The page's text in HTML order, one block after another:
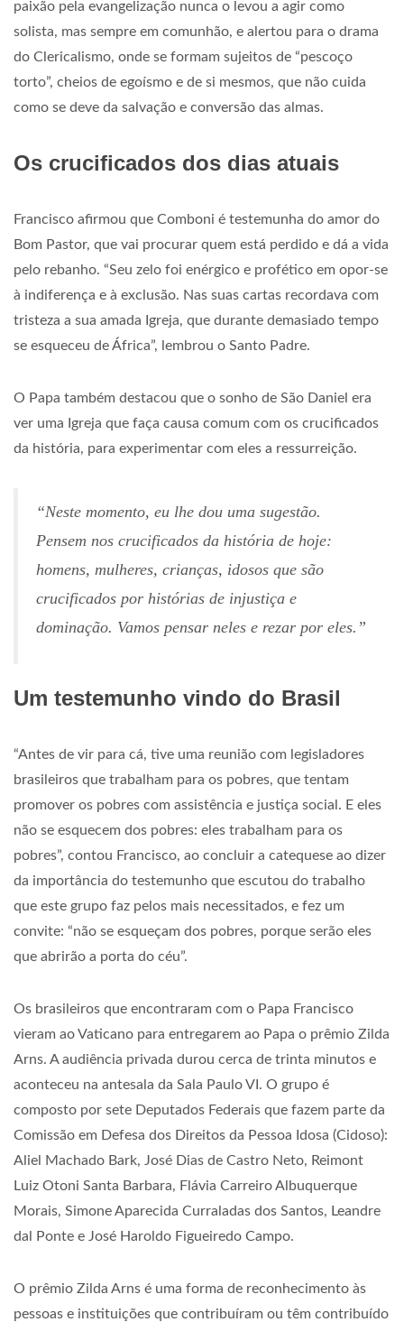
paixão pela evangelização nunca o levou a agir como
solista, mas sempre em comunhão, e alertou para o drama
do Clericalismo, onde se formam sujeitos de “pescoço
torto”, cheios de egoísmo e de si mesmos, que não cuida
como se deve da salvação e conversão das almas.
Os crucificados dos dias atuais
Francisco afirmou que Comboni é testemunha do amor do
Bom Pastor, que vai procurar quem está perdido e dá a vida
pelo rebanho. “Seu zelo foi enérgico e profético em opor-se
à indiferença e à exclusão. Nas suas cartas recordava com
tristeza a sua amada Igreja, que durante demasiado tempo
se esqueceu de África”, lembrou o Santo Padre.
O Papa também destacou que o sonho de São Daniel era
ver uma Igreja que faça causa comum com os crucificados
da história, para experimentar com eles a ressurreição.
“Neste momento, eu lhe dou uma sugestão.
Pensem nos crucificados da história de hoje:
homens, mulheres, crianças, idosos que são
crucificados por histórias de injustiça e
dominação. Vamos pensar neles e rezar por eles.”
Um testemunho vindo do Brasil
“Antes de vir para cá, tive uma reunião com legisladores
brasileiros que trabalham para os pobres, que tentam
promover os pobres com assistência e justiça social. E eles
não se esquecem dos pobres: eles trabalham para os
pobres”, contou Francisco, ao concluir a catequese ao dizer
da importância do testemunho que escutou do trabalho
que este grupo faz pelos mais necessitados, e fez um
convite: “não se esqueçam dos pobres, porque serão eles
que abrirão a porta do céu”.
Os brasileiros que encontraram com o Papa Francisco
vieram ao Vaticano para entregarem ao Papa o prêmio Zilda
Arns. A audiência privada durou cerca de trinta minutos e
aconteceu na antesala da Sala Paulo VI. O grupo é
composto por sete Deputados Federais que fazem parte da
Comissão em Defesa dos Direitos da Pessoa Idosa (Cidoso):
Aliel Machado Bark, José Dias de Castro Neto, Reimont
Luiz Otoni Santa Barbara, Flávia Carreiro Albuquerque
Morais, Simone Aparecida Curraladas dos Santos, Leandre
dal Ponte e José Haroldo Figueiredo Campo.
O prêmio Zilda Arns é uma forma de reconhecimento às
pessoas e instituições que contribuíram ou têm contribuído